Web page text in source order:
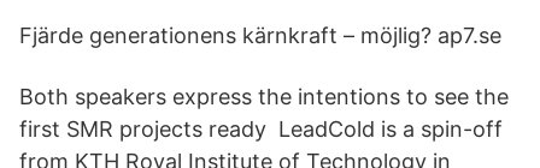
Fjärde generationens kärnkraft – möjlig? ap7.se
Both speakers express the intentions to see the
first SMR projects ready LeadCold is a spin-off
from KTH Royal Institute of Technology in